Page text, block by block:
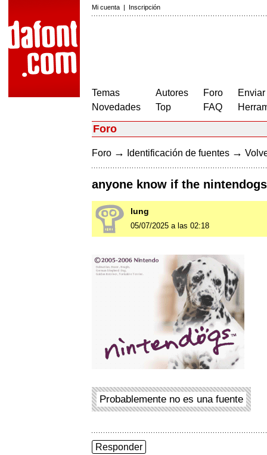
Mi cuenta | Inscripción
Temas
Novedades
Autores
Top
Foro
FAQ
Foro
Foro → Identificación de fuentes →
anyone know if the
lung
05/07/2025 a las 02:18
Probablemente no es una fuente
Responder